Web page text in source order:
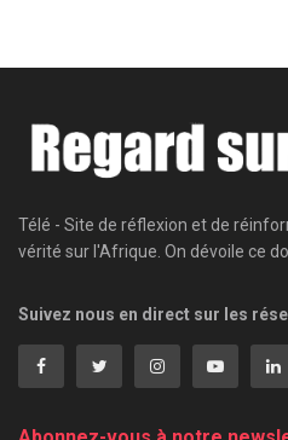
Télé - Site de réflexion et de
vérité sur l'Afrique. On dévoile ce
Suivez nous en direct sur les